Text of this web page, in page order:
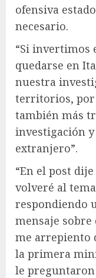
ofensiva
necesario.
“Si invertimos
quedarse en
nuestra
territorios, por
también más
investigación
extranjero”.
“En el post
volveré al
respondiendo
mensaje sobre
me arrepiento
la primera
le